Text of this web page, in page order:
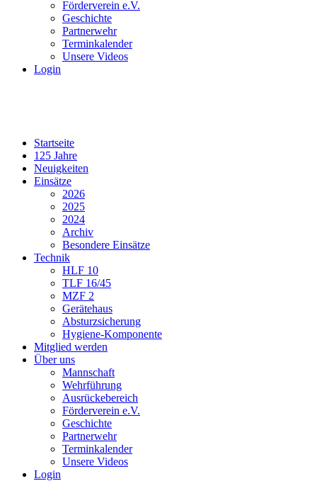
Förderverein e.V.
Geschichte
Partnerwehr
Terminkalender
Unsere Videos
Login
Startseite
125 Jahre
Neuigkeiten
Einsätze
2026
2025
2024
Archiv
Besondere Einsätze
Technik
HLF 10
TLF 16/45
MZF 2
Gerätehaus
Absturzsicherung
Hygiene-Komponente
Mitglied werden
Über uns
Mannschaft
Wehrführung
Ausrückebereich
Förderverein e.V.
Geschichte
Partnerwehr
Terminkalender
Unsere Videos
Login